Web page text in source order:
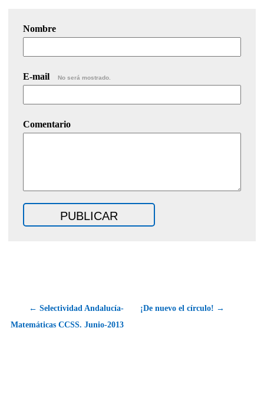
Nombre
E-mail No será mostrado.
Comentario
← Selectividad Andalucía-
Matemáticas CCSS. Junio-2013
¡De nuevo el círculo! →